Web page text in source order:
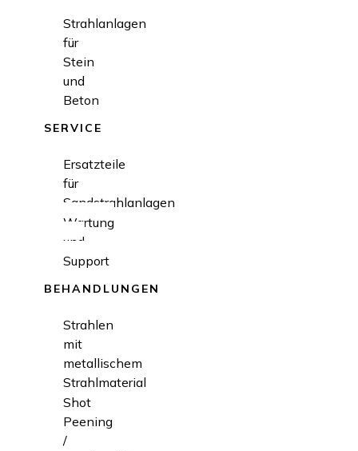
Strahlanlagen
für
Stein
und
Beton
SERVICE
Ersatzteile
für
Sandstrahlanlagen
Wartung
und
Support
BEHANDLUNGEN
Strahlen
mit
metallischem
Strahlmaterial
Shot
Peening
/